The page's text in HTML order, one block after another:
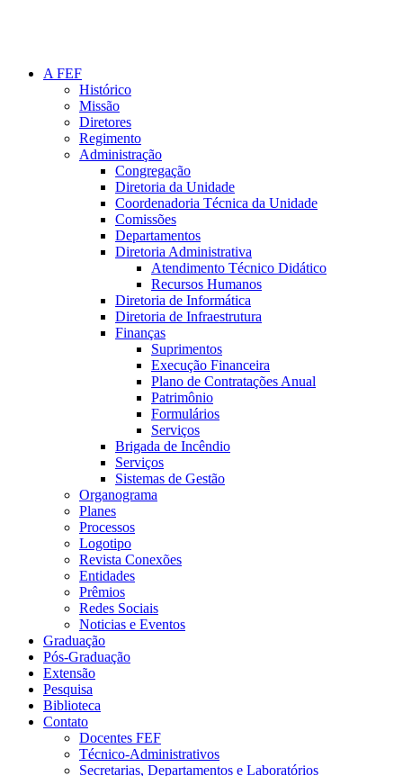
A FEF
Histórico
Missão
Diretores
Regimento
Administração
Congregação
Diretoria da Unidade
Coordenadoria Técnica da Unidade
Comissões
Departamentos
Diretoria Administrativa
Atendimento Técnico Didático
Recursos Humanos
Diretoria de Informática
Diretoria de Infraestrutura
Finanças
Suprimentos
Execução Financeira
Plano de Contratações Anual
Patrimônio
Formulários
Serviços
Brigada de Incêndio
Serviços
Sistemas de Gestão
Organograma
Planes
Processos
Logotipo
Revista Conexões
Entidades
Prêmios
Redes Sociais
Noticias e Eventos
Graduação
Pós-Graduação
Extensão
Pesquisa
Biblioteca
Contato
Docentes FEF
Técnico-Administrativos
Secretarias, Departamentos e Laboratórios